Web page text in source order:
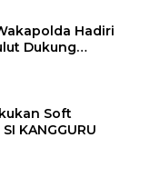
Hadiri
Dukung
Soft
KANGGURU